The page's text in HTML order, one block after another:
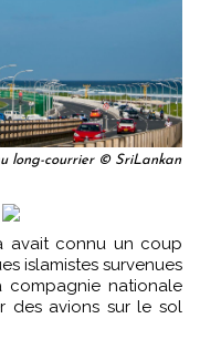
long-courrier © SriLankan
islamistes survenues
compagnie nationale
des avions sur le sol